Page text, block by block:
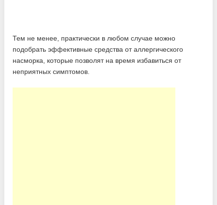
Тем не менее, практически в любом случае можно
подобрать эффективные средства от аллергического
насморка, которые позволят на время избавиться от
неприятных симптомов.